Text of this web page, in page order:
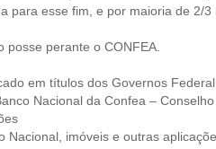
para esse fim, e por maioria de 2/
perante o CONFEA.
em títulos dos Governos
Nacional da Confea –
Nacional, imóveis e outras